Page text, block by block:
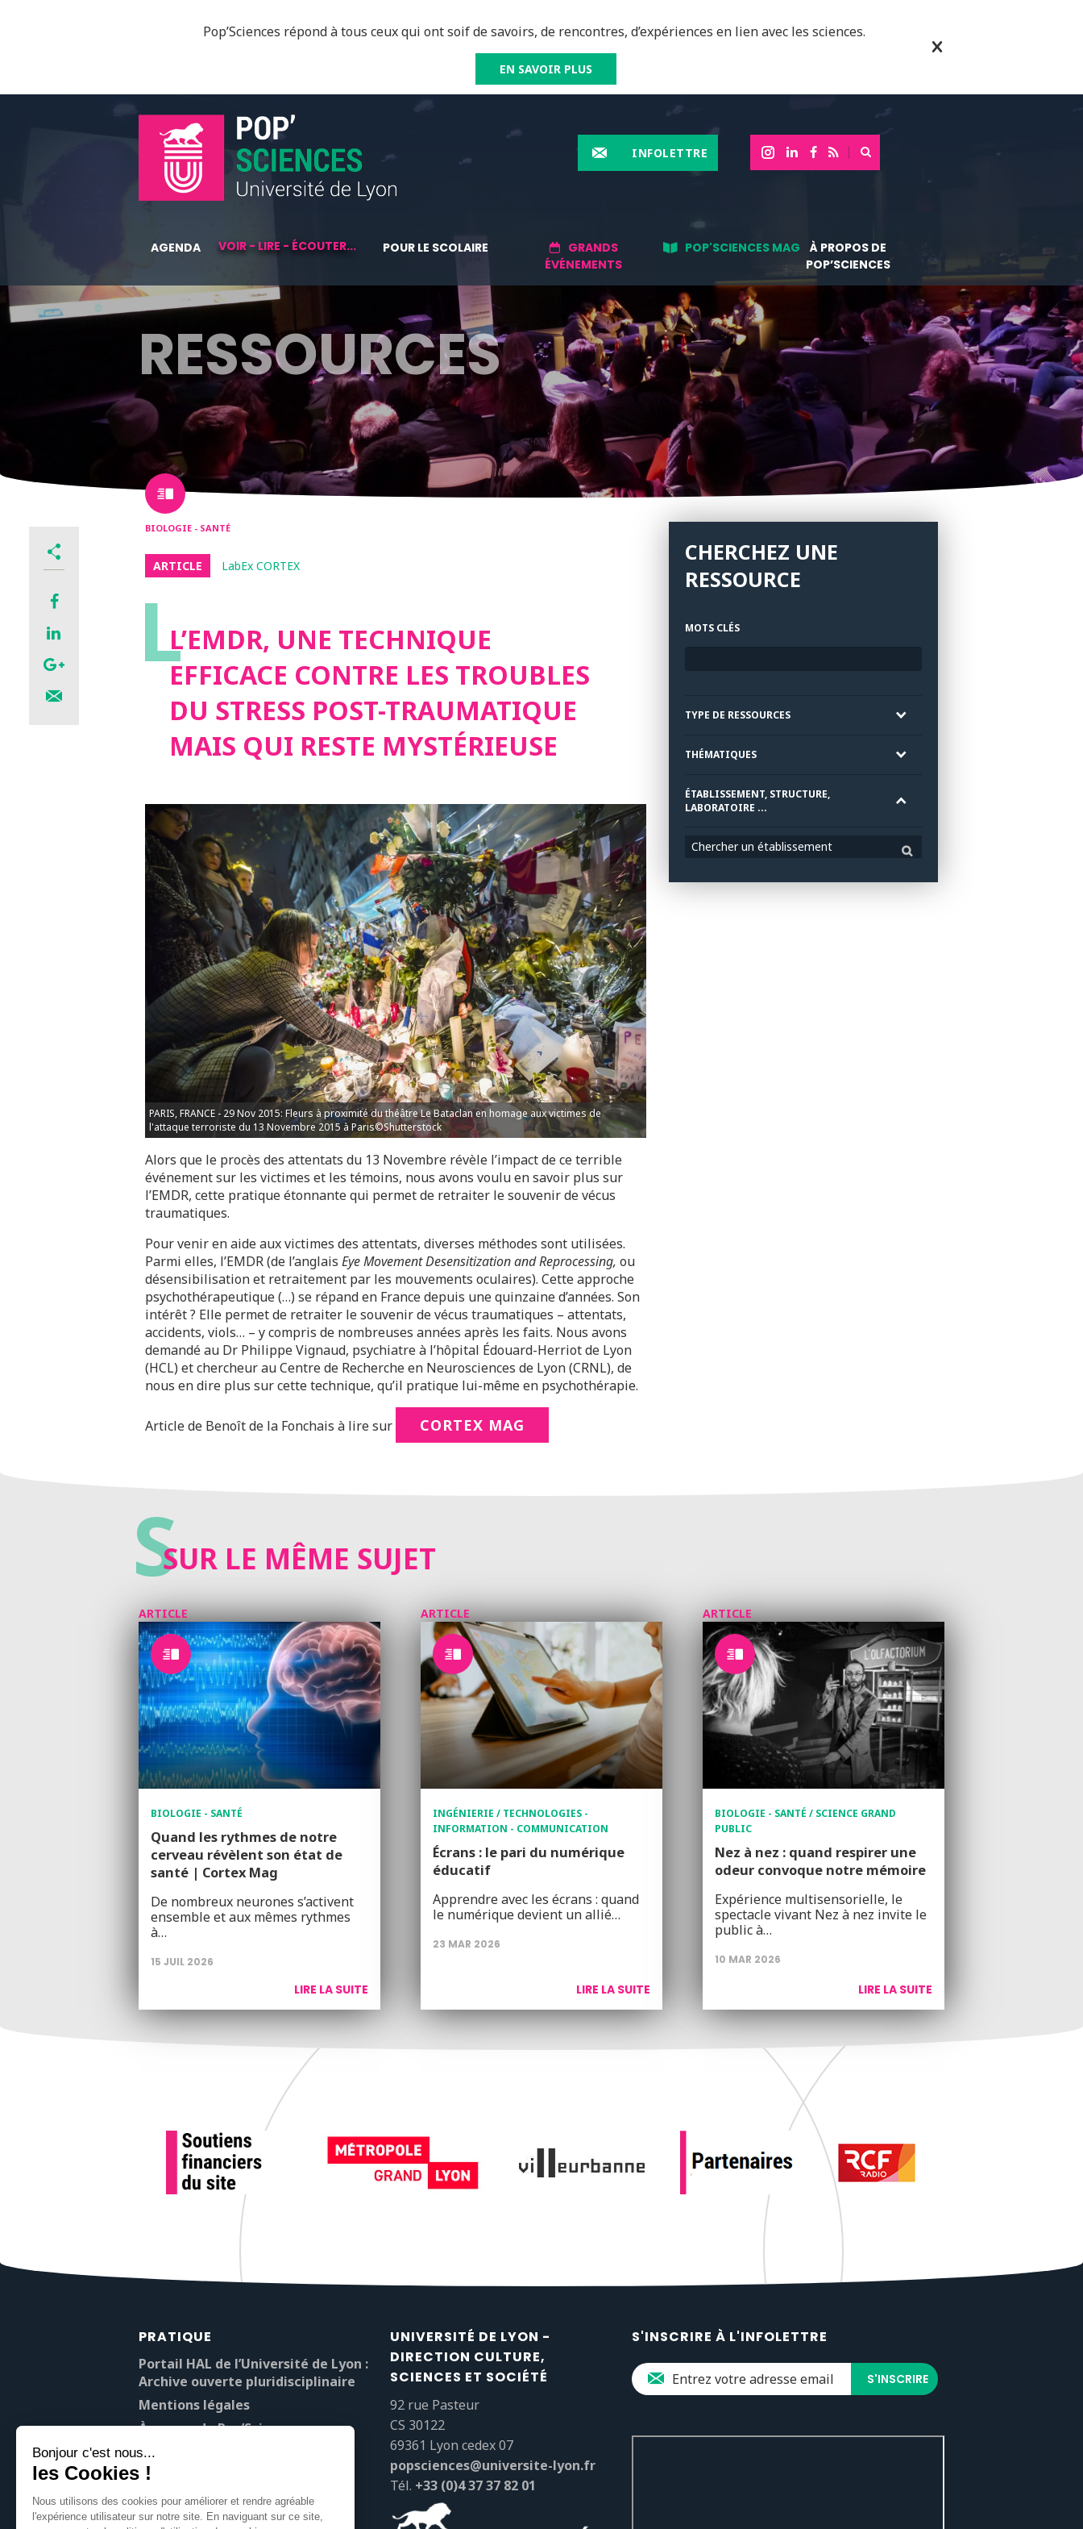
Pop’Sciences répond à tous ceux qui ont soif de savoirs, de rencontres, d’expériences en lien avec les sciences.
EN SAVOIR PLUS
INFOLETTRE
AGENDA VOIR - LIRE - ÉCOUTER... POUR LE SCOLAIRE
GRANDS
ÉVÉNEMENTS
POP'SCIENCES MAG
À PROPOS DE
POP’SCIENCES
RESSOURCES
BIOLOGIE - SANTÉ
ARTICLE LabEx CORTEX
LL’EMDR, UNE TECHNIQUE
EFFICACE CONTRE LES TROUBLES
DU STRESS POST-TRAUMATIQUE
MAIS QUI RESTE MYSTÉRIEUSE
PARIS, FRANCE - 29 Nov 2015: Fleurs à proximité du théâtre Le Bataclan en homage aux victimes de
l'attaque terroriste du 13 Novembre 2015 à Paris©Shutterstock
Alors que le procès des attentats du 13 Novembre révèle l’impact de ce terrible
événement sur les victimes et les témoins, nous avons voulu en savoir plus sur
l’EMDR, cette pratique étonnante qui permet de retraiter le souvenir de vécus
traumatiques.
Pour venir en aide aux victimes des attentats, diverses méthodes sont utilisées.
Parmi elles, l’EMDR (de l’anglais Eye Movement Desensitization and Reprocessing, ou
désensibilisation et retraitement par les mouvements oculaires). Cette approche
psychothérapeutique (…) se répand en France depuis une quinzaine d’années. Son
intérêt ? Elle permet de retraiter le souvenir de vécus traumatiques – attentats,
accidents, viols… – y compris de nombreuses années après les faits. Nous avons
demandé au Dr Philippe Vignaud, psychiatre à l’hôpital Édouard-Herriot de Lyon
(HCL) et chercheur au Centre de Recherche en Neurosciences de Lyon (CRNL), de
nous en dire plus sur cette technique, qu’il pratique lui-même en psychothérapie.
Article de Benoît de la Fonchais à lire sur CORTEX MAG
CHERCHEZ UNE
RESSOURCE
MOTS CLÉS
TYPE DE RESSOURCES
THÉMATIQUES
ÉTABLISSEMENT, STRUCTURE,
LABORATOIRE ...
Chercher un établissement
SSUR LE MÊME SUJET
ARTICLE
BIOLOGIE - SANTÉ
Quand les rythmes de notre
cerveau révèlent son état de
santé | Cortex Mag
De nombreux neurones s’activent
ensemble et aux mêmes rythmes
à…
15 JUIL 2026
LIRE LA SUITE
ARTICLE
INGÉNIERIE / TECHNOLOGIES -
INFORMATION - COMMUNICATION
Écrans : le pari du numérique
éducatif
Apprendre avec les écrans : quand
le numérique devient un allié…
23 MAR 2026
LIRE LA SUITE
ARTICLE
BIOLOGIE - SANTÉ / SCIENCE GRAND
PUBLIC
Nez à nez : quand respirer une
odeur convoque notre mémoire
Expérience multisensorielle, le
spectacle vivant Nez à nez invite le
public à…
10 MAR 2026
LIRE LA SUITE
PRATIQUE
Portail HAL de l’Université de Lyon :
Archive ouverte pluridisciplinaire
Mentions légales
À propos de Pop’Sciences
Contact
UNIVERSITÉ DE LYON -
DIRECTION CULTURE,
SCIENCES ET SOCIÉTÉ
92 rue Pasteur
CS 30122
69361 Lyon cedex 07
popsciences@universite-lyon.fr
Tél. +33 (0)4 37 37 82 01
S'INSCRIRE À L'INFOLETTRE